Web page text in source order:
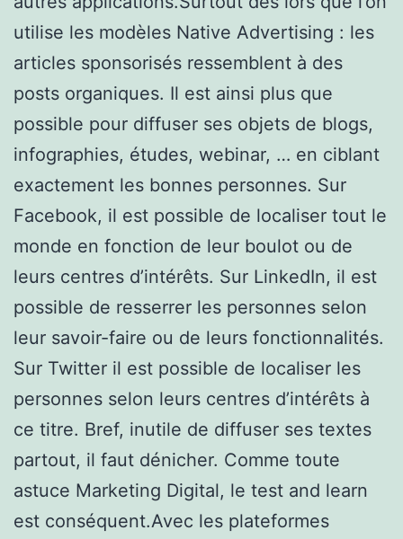
utilise les modèles Native Advertising : les
articles sponsorisés ressemblent à des
posts organiques. Il est ainsi plus que
possible pour diffuser ses objets de blogs,
infographies, études, webinar, … en ciblant
exactement les bonnes personnes. Sur
Facebook, il est possible de localiser tout le
monde en fonction de leur boulot ou de
leurs centres d’intérêts. Sur LinkedIn, il est
possible de resserrer les personnes selon
leur savoir-faire ou de leurs fonctionnalités.
Sur Twitter il est possible de localiser les
personnes selon leurs centres d’intérêts à
ce titre. Bref, inutile de diffuser ses textes
partout, il faut dénicher. Comme toute
astuce Marketing Digital, le test and learn
est conséquent.Avec les plateformes